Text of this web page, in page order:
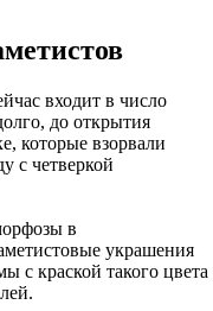
входит в число
до открытия
которые взорвали
с четверкой
в
украшения
с краской такого цвета